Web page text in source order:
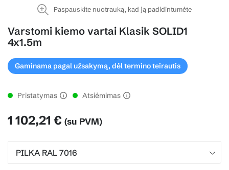
Paspauskite nuotrauką, kad ją padidintumėte
Varstomi kiemo vartai Klasik SOLID1
4x1.5m
Gaminama pagal užsakymą, dėl termino teirautis
Pristatymas Atsiėmimas
1 102,21 € (su PVM)